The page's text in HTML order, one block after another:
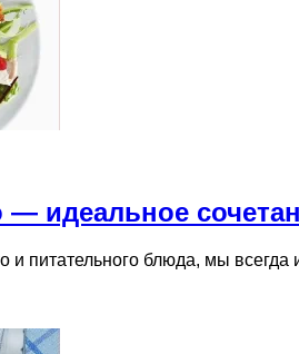
идеальное
и питательного блюда, мы